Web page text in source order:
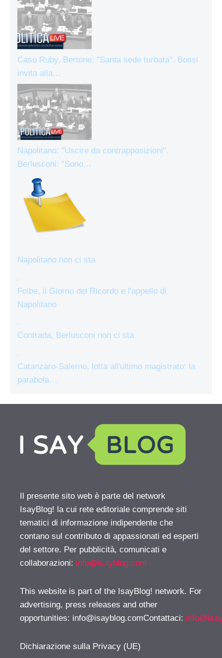
Caso Ruby, Bertone: "Santa sede turbata". Bossi
invita alla…
Napolitano: "Uscire da contrapposizioni".
Berlusconi: "Sono…
Napolitano non ci sta
Foibe, il Giorno del Ricordo e l'appello di
Napolitano
Contrada, Berlusconi non ci sta
Catanzaro-Salerno, lotta all'ultimo magistrato: la
parabola…
Il presente sito web è parte del network
IsayBlog! la cui rete editoriale comprende siti
tematici di informazione indipendente che
contano sul contributo di appassionati ed esperti
del settore. Per pubblicità, comunicati e
collaborazioni: info@isayblog.com
This website is part of the IsayBlog! network. For
advertising, press releases and other
opportunities: info@isayblog.comContattaci:
Dichiarazione sulla Privacy (UE)